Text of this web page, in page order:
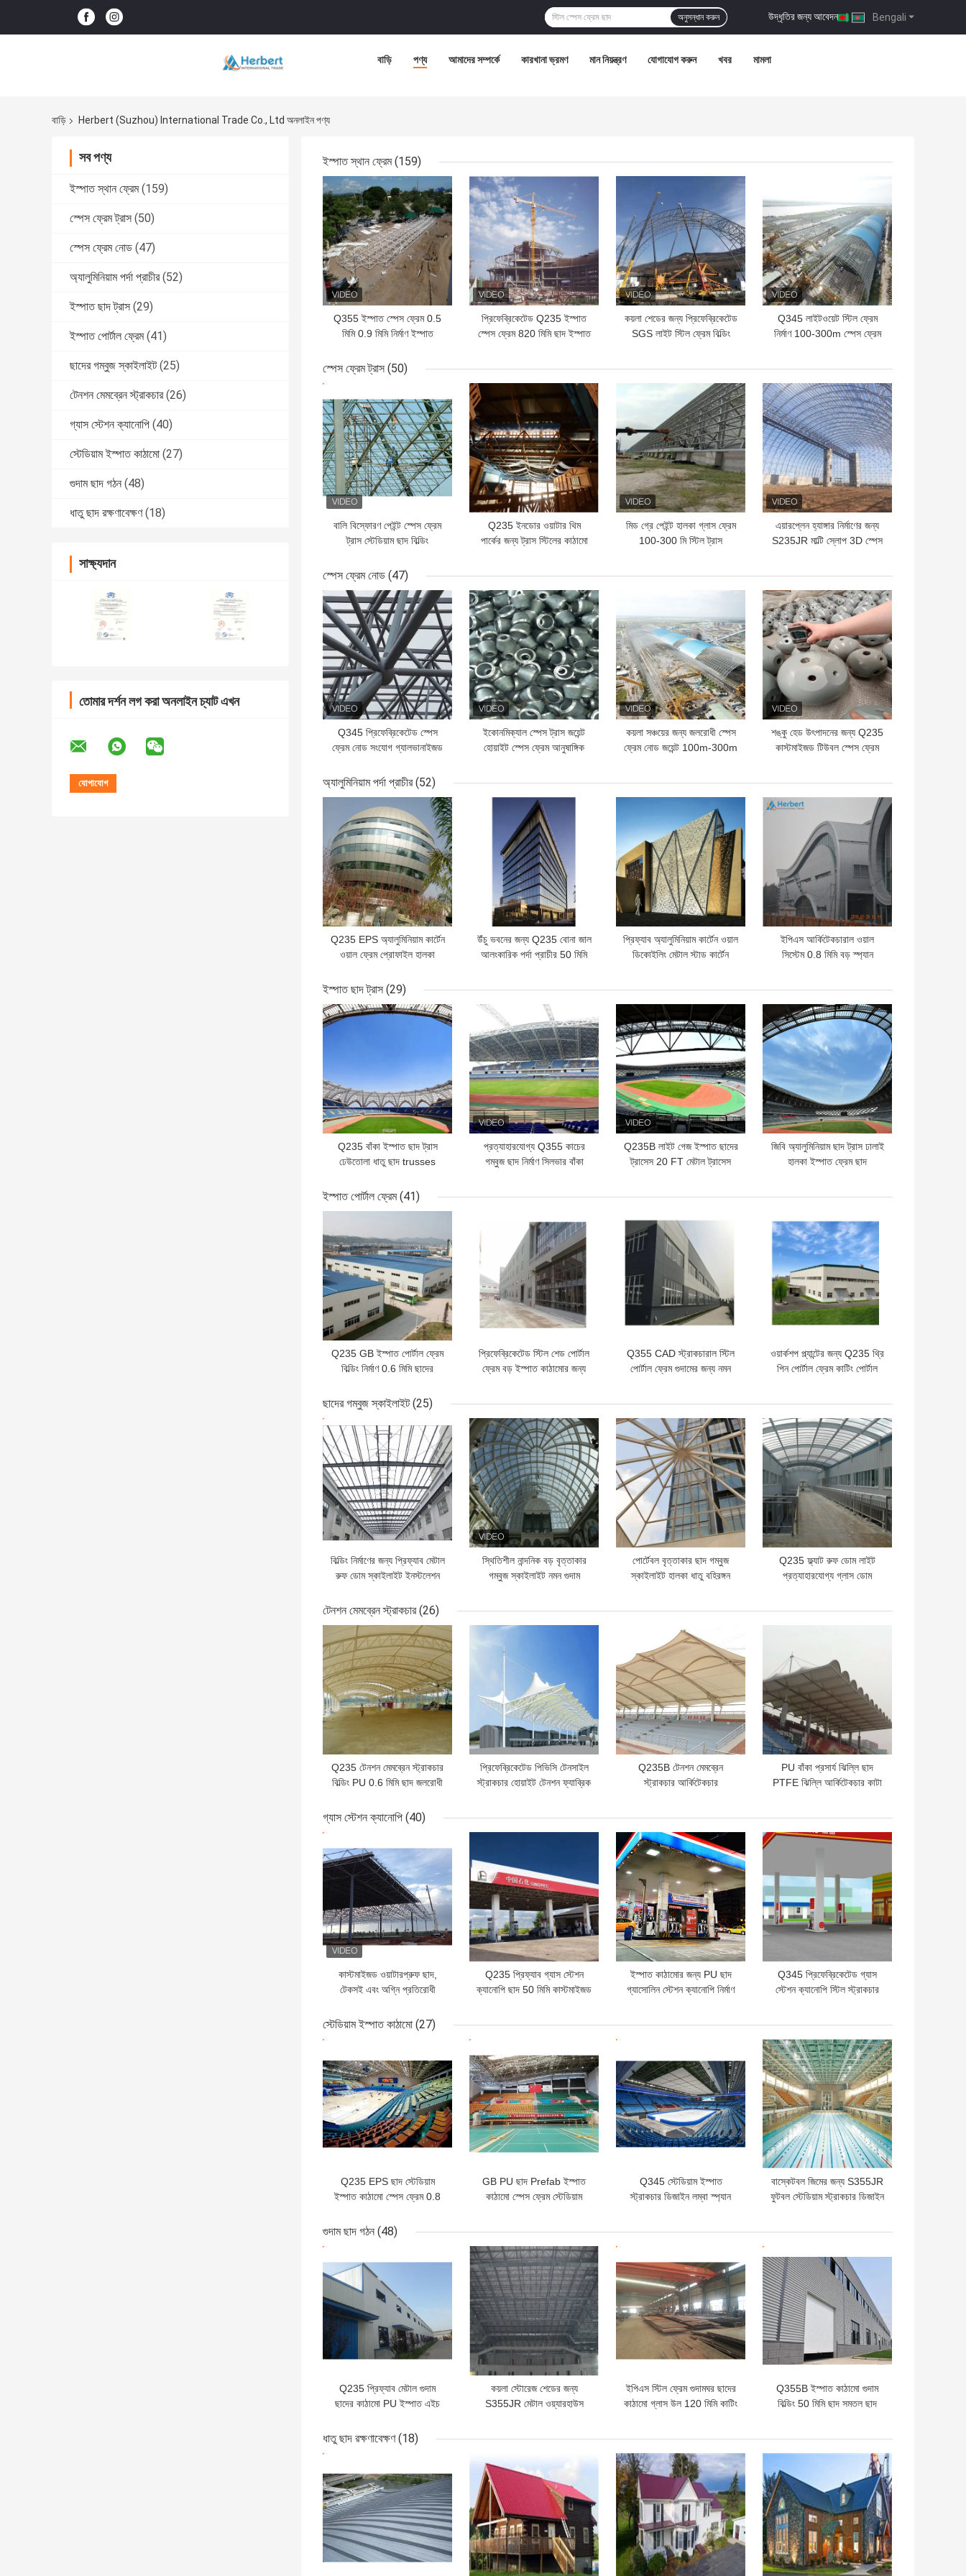
Bengali
উদ্ধৃতির জন্য আবেদন |
অনুসন্ধান করুন
বাড়ি পণ্য আমাদের সম্পর্কে কারখানা ভ্রমণ মান নিয়ন্ত্রণ যোগাযোগ করুন খবর মামলা
বাড়ি Herbert (Suzhou) International Trade Co., Ltd অনলাইন পণ্য
সব পণ্য
ইস্পাত স্থান ফ্রেম (159)
স্পেস ফ্রেম ট্রাস (50)
স্পেস ফ্রেম নোড (47)
অ্যালুমিনিয়াম পর্দা প্রাচীর (52)
ইস্পাত ছাদ ট্রাস (29)
ইস্পাত পোর্টাল ফ্রেম (41)
ছাদের গম্বুজ স্কাইলাইট (25)
টেনশন মেমব্রেন স্ট্রাকচার (26)
গ্যাস স্টেশন ক্যানোপি (40)
স্টেডিয়াম ইস্পাত কাঠামো (27)
গুদাম ছাদ গঠন (48)
ধাতু ছাদ রক্ষণাবেক্ষণ (18)
সাক্ষ্যদান
তোমার দর্শন লগ করা অনলাইন চ্যাট এখন
ইস্পাত স্থান ফ্রেম (159)
Q355 ইস্পাত স্পেস ফ্রেম 0.5
মিমি 0.9 মিমি নির্মাণ ইস্পাত
ভালো দাম
প্রিফেব্রিকেটেড Q235 ইস্পাত
স্পেস ফ্রেম 820 মিমি ছাদ ইস্পাত
ভালো দাম
কয়লা শেডের জন্য প্রিফেব্রিকেটেড
SGS লাইট স্টিল ফ্রেম বিল্ডিং
Q345 লাইটওয়েট স্টিল ফ্রেম
নির্মাণ 100-300m স্পেস ফ্রেম
স্পেস ফ্রেম ট্রাস (50)
বালি বিস্ফোরণ পেইন্ট স্পেস ফ্রেম
ট্রাস স্টেডিয়াম ছাদ বিল্ডিং
Q235 ইনডোর ওয়াটার থিম
পার্কের জন্য ট্রাস স্টিলের কাঠামো
মিড গ্রে পেইন্ট হালকা গ্লাস ফ্রেম
100-300 মি স্টিল ট্রাস
এয়ারপ্লেন হ্যাঙ্গার নির্মাণের জন্য
S235JR মাল্টি স্লোপ 3D স্পেস
ভালো দাম
স্পেস ফ্রেম নোড (47)
Q345 প্রিফেব্রিকেটেড স্পেস
ফ্রেম নোড সংযোগ গ্যালভানাইজড
ভালো দাম
ইকোনমিক্যাল স্পেস ট্রাস জয়েন্ট
হোয়াইট স্পেস ফ্রেম আনুষাঙ্গিক
ভালো দাম
কয়লা সঞ্চয়ের জন্য জলরোধী স্পেস
ফ্রেম নোড জয়েন্ট 100m-300m
শঙ্কু হেড উৎপাদনের জন্য Q235
কাস্টমাইজড টিউবল স্পেস ফ্রেম
ভালো দাম
অ্যালুমিনিয়াম পর্দা প্রাচীর (52)
Q235 EPS অ্যালুমিনিয়াম কার্টেন
ওয়াল ফ্রেম প্রোফাইল হালকা
উঁচু ভবনের জন্য Q235 বোনা জাল
আলংকারিক পর্দা প্রাচীর 50 মিমি
প্রিফ্যাব অ্যালুমিনিয়াম কার্টেন ওয়াল
ডিকোইলিং মেটাল স্টাড কার্টেন
ইপিএস আর্কিটেকচারাল ওয়াল
সিস্টেম 0.8 মিমি বড় স্প্যান
ভালো দাম
ইস্পাত ছাদ ট্রাস (29)
Q235 বাঁকা ইস্পাত ছাদ ট্রাস
ঢেউতোলা ধাতু ছাদ trusses
ভালো দাম
প্রত্যাহারযোগ্য Q355 কাচের
গম্বুজ ছাদ নির্মাণ সিলভার বাঁকা
ভালো দাম
Q235B লাইট গেজ ইস্পাত ছাদের
ট্রাসেস 20 FT মেটাল ট্রাসেস
ভালো দাম
জিবি অ্যালুমিনিয়াম ছাদ ট্রাস ঢালাই
হালকা ইস্পাত ফ্রেম ছাদ
ভালো দাম
ইস্পাত পোর্টাল ফ্রেম (41)
Q235 GB ইস্পাত পোর্টাল ফ্রেম
বিল্ডিং নির্মাণ 0.6 মিমি ছাদের
প্রিফেব্রিকেটেড স্টিল শেড পোর্টাল
ফ্রেম বড় ইস্পাত কাঠামোর জন্য
Q355 CAD স্ট্রাকচারাল স্টিল
পোর্টাল ফ্রেম গুদামের জন্য নমন
ভালো দাম
ওয়ার্কশপ প্ল্যান্টের জন্য Q235 থ্রি
পিন পোর্টাল ফ্রেম কাটিং পোর্টাল
ভালো দাম
ছাদের গম্বুজ স্কাইলাইট (25)
বিল্ডিং নির্মাণের জন্য প্রিফ্যাব মেটাল
রুফ ডোম স্কাইলাইট ইনস্টলেশন
ভালো দাম
স্থিতিশীল নান্দনিক বড় বৃত্তাকার
গম্বুজ স্কাইলাইট নমন গুদাম
ভালো দাম
পোর্টেবল বৃত্তাকার ছাদ গম্বুজ
স্কাইলাইট হালকা ধাতু বহিরঙ্গন
ভালো দাম
Q235 ফ্ল্যাট রুফ ডোম লাইট
প্রত্যাহারযোগ্য গ্লাস ডোম
ভালো দাম
টেনশন মেমব্রেন স্ট্রাকচার (26)
Q235 টেনশন মেমব্রেন স্ট্রাকচার
বিল্ডিং PU 0.6 মিমি ছাদ জলরোধী
ভালো দাম
প্রিফেব্রিকেটেড পিভিসি টেনসাইল
স্ট্রাকচার হোয়াইট টেনশন ফ্যাব্রিক
Q235B টেনশন মেমব্রেন
স্ট্রাকচার আর্কিটেকচার
PU বাঁকা প্রসার্য ঝিল্লি ছাদ
PTFE ঝিল্লি আর্কিটেকচার কাটা
গ্যাস স্টেশন ক্যানোপি (40)
কাস্টমাইজড ওয়াটারপ্রুফ ছাদ,
টেকসই এবং অগ্নি প্রতিরোধী
Q235 প্রিফ্যাব গ্যাস স্টেশন
ক্যানোপি ছাদ 50 মিমি কাস্টমাইজড
ইস্পাত কাঠামোর জন্য PU ছাদ
গ্যাসোলিন স্টেশন ক্যানোপি নির্মাণ
ভালো দাম
Q345 প্রিফেব্রিকেটেড গ্যাস
স্টেশন ক্যানোপি স্টিল স্ট্রাকচার
স্টেডিয়াম ইস্পাত কাঠামো (27)
Q235 EPS ছাদ স্টেডিয়াম
ইস্পাত কাঠামো স্পেস ফ্রেম 0.8
GB PU ছাদ Prefab ইস্পাত
কাঠামো স্পেস ফ্রেম স্টেডিয়াম
Q345 স্টেডিয়াম ইস্পাত
স্ট্রাকচার ডিজাইন লম্বা স্প্যান
বাস্কেটবল জিমের জন্য S355JR
ফুটবল স্টেডিয়াম স্ট্রাকচার ডিজাইন
ভালো দাম
গুদাম ছাদ গঠন (48)
Q235 প্রিফ্যাব মেটাল গুদাম
ছাদের কাঠামো PU ইস্পাত এইচ
কয়লা স্টোরেজ শেডের জন্য
S355JR মেটাল ওয়্যারহাউস
ভালো দাম
ইপিএস স্টিল ফ্রেম গুদামঘর ছাদের
কাঠামো গ্লাস উল 120 ​​মিমি কাটিং
Q355B ইস্পাত কাঠামো গুদাম
বিল্ডিং 50 মিমি ছাদ সমতল ছাদ
ভালো দাম
ধাতু ছাদ রক্ষণাবেক্ষণ (18)
ভালো দাম ভালো দাম